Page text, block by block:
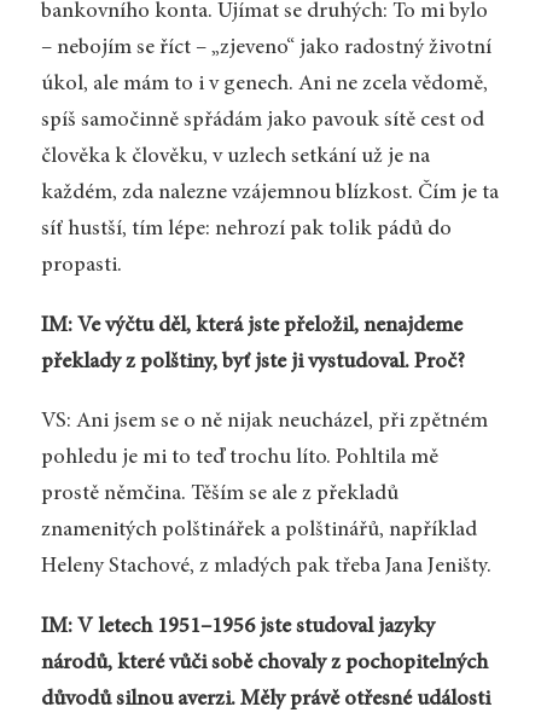
bankovního konta. Ujímat se druhých: To mi bylo
– nebojím se říct – „zjeveno“ jako radostný životní
úkol, ale mám to i v genech. Ani ne zcela vědomě,
spíš samočinně spřádám jako pavouk sítě cest od
člověka k člověku, v uzlech setkání už je na
každém, zda nalezne vzájemnou blízkost. Čím je ta
síť hustší, tím lépe: nehrozí pak tolik pádů do
propasti.
IM: Ve výčtu děl, která jste přeložil, nenajdeme
překlady z polštiny, byť jste ji vystudoval. Proč?
VS: Ani jsem se o ně nijak neucházel, při zpětném
pohledu je mi to teď trochu líto. Pohltila mě
prostě němčina. Těším se ale z překladů
znamenitých polštinářek a polštinářů, například
Heleny Stachové, z mladých pak třeba Jana Jeništy.
IM: V letech 1951–1956 jste studoval jazyky
národů, které vůči sobě chovaly z pochopitelných
důvodů silnou averzi. Měly právě otřesné události